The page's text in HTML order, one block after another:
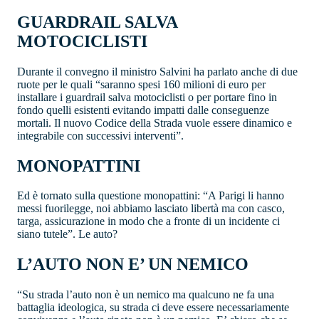
GUARDRAIL SALVA
MOTOCICLISTI
Durante il convegno il ministro Salvini ha parlato anche di due
ruote per le quali “saranno spesi 160 milioni di euro per
installare i guardrail salva motociclisti o per portare fino in
fondo quelli esistenti evitando impatti dalle conseguenze
mortali. Il nuovo Codice della Strada vuole essere dinamico e
integrabile con successivi interventi”.
MONOPATTINI
Ed è tornato sulla questione monopattini: “A Parigi li hanno
messi fuorilegge, noi abbiamo lasciato libertà ma con casco,
targa, assicurazione in modo che a fronte di un incidente ci
siano tutele”. Le auto?
L’AUTO NON E’ UN NEMICO
“Su strada l’auto non è un nemico ma qualcuno ne fa una
battaglia ideologica, su strada ci deve essere necessariamente